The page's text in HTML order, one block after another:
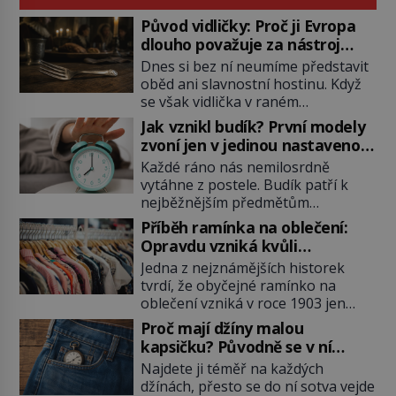
Původ vidličky: Proč ji Evropa
dlouho považuje za nástroj
samotného satana?
Dnes si bez ní neumíme představit
oběd ani slavnostní hostinu. Když
se však vidlička v raném
středověku objevuje na evropských
stolech, vzbuzuje pohoršení,
posměch i strach. Mnozí duchovní ji
označují za projev pýchy a
zbytečného přepychu, někteří
dokonce za nástroj ďábla. Trvá
téměř sedm století, než se z
opovrhovaného předmětu stává
nepostradatelná součást stolování.
První […]
Jak vznikl budík? První modely
zvoní jen v jedinou nastavenou
hodinu
Každé ráno nás nemilosrdně
vytáhne z postele. Budík patří k
nejběžnějším předmětům
domácnosti, jeho cesta k dnešní
podobě je ale překvapivě dlouhá.
První lidé se probouzejí podle
slunce, kohoutů nebo kostelních
zvonů. Když se konečně objeví
první skutečný mechanický budík,
má jednu zásadní nevýhodu,
zazvoní pouze ve čtyři hodiny ráno
a jiný čas nastavit neumí. […]
Příběh ramínka na oblečení:
Opravdu vzniká kvůli
zapomenutému kabátu?
Jedna z nejznámějších historek
tvrdí, že obyčejné ramínko na
oblečení vzniká v roce 1903 jen
proto, že zaměstnanec americké
továrny nenajde volný věšák na
kabát. Je to ale skutečně pravda?
Historici upozorňují, že příběh je
zčásti legendou. Moderní drátěné
Proč mají džíny malou
kapsičku? Původně se v ní
schovávají kapesní hodinky, ne
mince
Najdete ji téměř na každých
džínách, přesto se do ní sotva vejde